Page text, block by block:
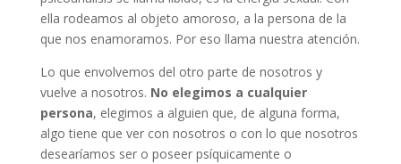
ella rodeamos al objeto amoroso, a la persona de la
que nos enamoramos. Por eso llama nuestra atención.
Lo que envolvemos del otro parte de nosotros y
vuelve a nosotros. No elegimos a cualquier
persona, elegimos a alguien que, de alguna forma,
algo tiene que ver con nosotros o con lo que nosotros
desearíamos ser o poseer psíquicamente o